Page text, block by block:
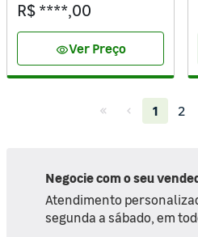
R$ ****,00
visibilityVer Preço
1 2
Negocie com o seu
Atendimento
segunda a sábado, em